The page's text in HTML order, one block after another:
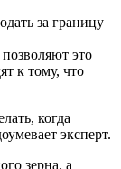
за границу
это
к тому, что
когда
эксперт.
зерна, а